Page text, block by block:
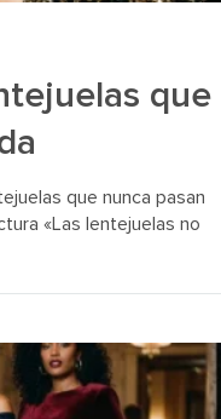
que
que nunca pasan
«Las lentejuelas no